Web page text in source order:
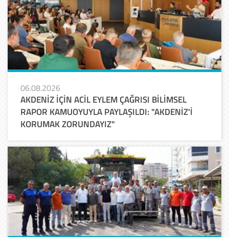
06.08.2026
AKDENİZ İÇİN ACİL EYLEM ÇAĞRISI BİLİMSEL
RAPOR KAMUOYUYLA PAYLAŞILDI: "AKDENİZ'İ
KORUMAK ZORUNDAYIZ"